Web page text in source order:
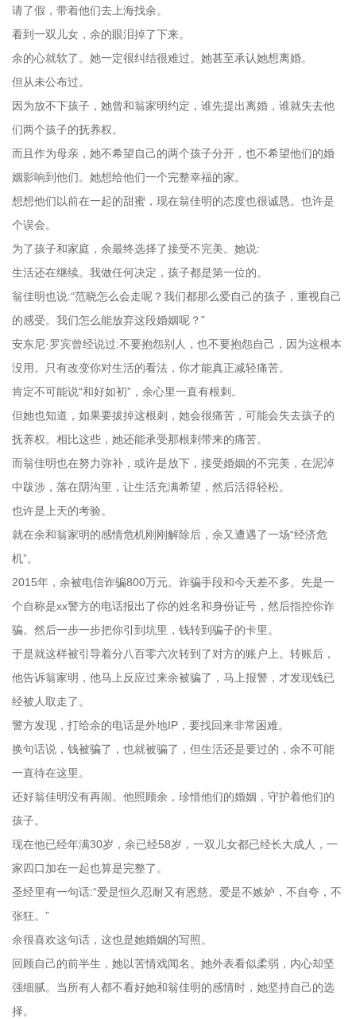
请了假，带着他们去上海找余。
看到一双儿女，余的眼泪掉了下来。
余的心就软了。她一定很纠结很难过。她甚至承认她想离婚。
但从未公布过。
因为放不下孩子，她曾和翁家明约定，谁先提出离婚，谁就失去他
们两个孩子的抚养权。
而且作为母亲，她不希望自己的两个孩子分开，也不希望他们的婚
姻影响到他们。她想给他们一个完整幸福的家。
想想他们以前在一起的甜蜜，现在翁佳明的态度也很诚恳。也许是
个误会。
为了孩子和家庭，余最终选择了接受不完美。她说:
生活还在继续。我做任何决定，孩子都是第一位的。
翁佳明也说:“范晓怎么会走呢？我们都那么爱自己的孩子，重视自己
的感受。我们怎么能放弃这段婚姻呢？”
安东尼·罗宾曾经说过:不要抱怨别人，也不要抱怨自己，因为这根本
没用。只有改变你对生活的看法，你才能真正减轻痛苦。
肯定不可能说“和好如初”，余心里一直有根刺。
但她也知道，如果要拔掉这根刺，她会很痛苦，可能会失去孩子的
抚养权。相比这些，她还能承受那根刺带来的痛苦。
而翁佳明也在努力弥补，或许是放下，接受婚姻的不完美，在泥淖
中跋涉，落在阴沟里，让生活充满希望，然后活得轻松。
也许是上天的考验。
就在余和翁家明的感情危机刚刚解除后，余又遭遇了一场“经济危
机”。
2015年，余被电信诈骗800万元。诈骗手段和今天差不多。先是一
个自称是xx警方的电话报出了你的姓名和身份证号，然后指控你诈
骗。然后一步一步把你引到坑里，钱转到骗子的卡里。
于是就这样被引导着分八百零六次转到了对方的账户上。转账后，
他告诉翁家明，他马上反应过来余被骗了，马上报警，才发现钱已
经被人取走了。
警方发现，打给余的电话是外地IP，要找回来非常困难。
换句话说，钱被骗了，也就被骗了，但生活还是要过的，余不可能
一直待在这里。
还好翁佳明没有再闹。他照顾余，珍惜他们的婚姻，守护着他们的
孩子。
现在他已经年满30岁，余已经58岁，一双儿女都已经长大成人，一
家四口加在一起也算是完整了。
圣经里有一句话:“爱是恒久忍耐又有恩慈。爱是不嫉妒，不自夸，不
张狂。”
余很喜欢这句话，这也是她婚姻的写照。
回顾自己的前半生，她以苦情戏闻名。她外表看似柔弱，内心却坚
强细腻。当所有人都不看好她和翁佳明的感情时，她坚持自己的选
择。